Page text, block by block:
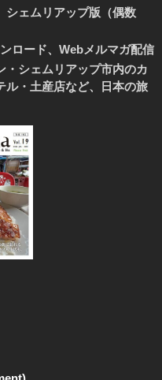
シェムリアップ版（偶数
ロード、Webメルマガ配信
・シェムリアップ市内のカ
ル・土産店など、日本の旅